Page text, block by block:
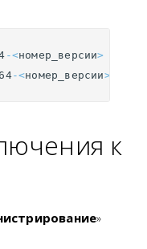
-<номер_версии>
-<номер_версии>
к
»